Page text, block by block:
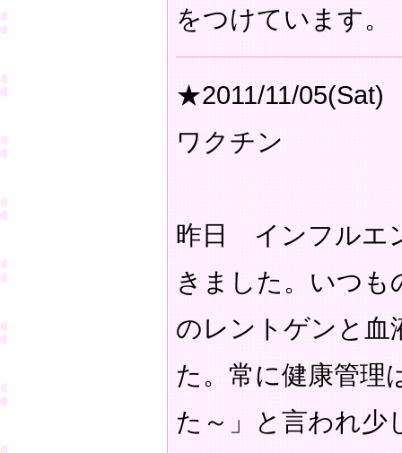
をつけています
★2011/11/05(Sat)
ワクチン
昨日 インフルエ
きました。いつ
のレントゲンと血
た。常に健康管理
た～」と言われ